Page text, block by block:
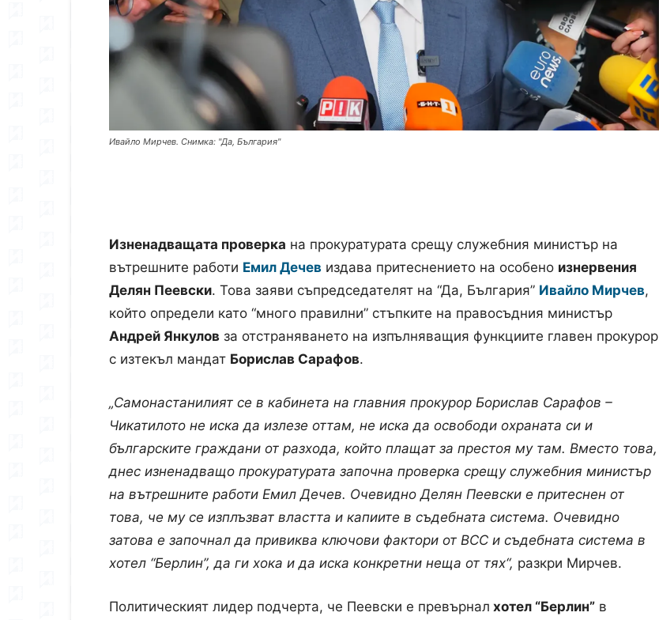
Ивайло Мирчев. Снимка: "Да, България"
Изненадващата проверка на прокуратурата срещу служебния министър на
вътрешните работи Емил Дечев издава притеснението на особено изнервения
Делян Пеевски. Това заяви съпредседателят на “Да, България” Ивайло Мирчев,
който определи като “много правилни” стъпките на правосъдния министър
Андрей Янкулов за отстраняването на изпълняващия функциите главен прокурор
с изтекъл мандат Борислав Сарафов.
„Самонастанилият се в кабинета на главния прокурор Борислав Сарафов –
Чикатилото не иска да излезе оттам, не иска да освободи охраната си и
българските граждани от разхода, който плащат за престоя му там. Вместо това,
днес изненадващо прокуратурата започна проверка срещу служебния министър
на вътрешните работи Емил Дечев. Очевидно Делян Пеевски е притеснен от
това, че му се изплъзват властта и капиите в съдебната система. Очевидно
затова е започнал да привиква ключови фактори от ВСС и съдебната система в
хотел “Берлин”, да ги хока и да иска конкретни неща от тях“, разкри Мирчев.
Политическият лидер подчерта, че Пеевски е превърнал хотел “Берлин” в